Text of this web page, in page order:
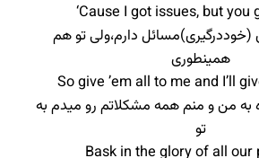
‘Cause I got issues, but you
دارم،ولی تو هم
همینطوری
So give ’em all to me and I’ll
من و منم همه مشکلاتم رو میدم به
تو
Bask in the glory of all our